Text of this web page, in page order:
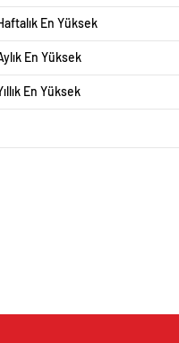
En Yüksek
En Yüksek
En Yüksek